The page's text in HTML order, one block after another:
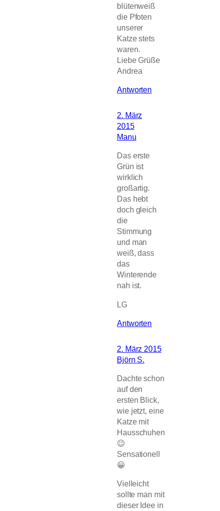
blütenweiß
die Pfoten
unserer
Katze stets
waren.
Liebe Grüße
Andrea
Antworten
2. März
2015
Manu
Das erste
Grün ist
wirklich
großartig.
Das hebt
doch gleich
die
Stimmung
und man
weiß, dass
das
Winterende
nah ist.
LG
Antworten
2. März 2015
Björn S.
Dachte schon
auf den
ersten Blick,
wie jetzt, eine
Katze mit
Hausschuhen
😉
Sensationell
😀
Vielleicht
sollte man mit
dieser Idee in